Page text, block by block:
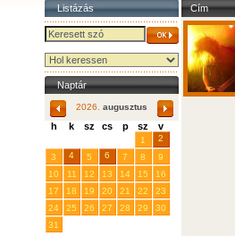
Listázás
Naptár
2026. augusztus
h k sz cs p sz v
1
2
3
4 5 6 7 8
9
10
11 12 13 14 15
16
17
18 19 20 21 22
23
24
25 26 27 28 29
30
31
Cím